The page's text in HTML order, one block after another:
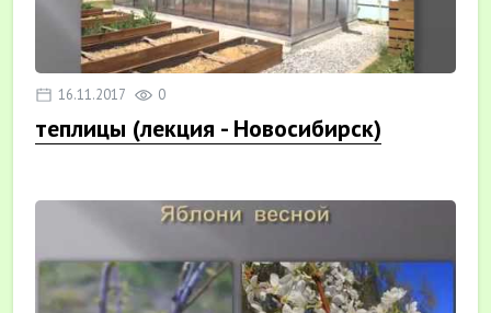
16.11.2017 0
теплицы (лекция - Новосибирск)